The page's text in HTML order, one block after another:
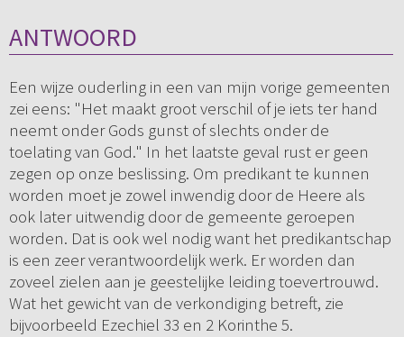
ANTWOORD
Een wijze ouderling in een van mijn vorige gemeenten
zei eens: "Het maakt groot verschil of je iets ter hand
neemt onder Gods gunst of slechts onder de
toelating van God." In het laatste geval rust er geen
zegen op onze beslissing. Om predikant te kunnen
worden moet je zowel inwendig door de Heere als
ook later uitwendig door de gemeente geroepen
worden. Dat is ook wel nodig want het predikantschap
is een zeer verantwoordelijk werk. Er worden dan
zoveel zielen aan je geestelijke leiding toevertrouwd.
Wat het gewicht van de verkondiging betreft, zie
bijvoorbeeld Ezechiel 33 en 2 Korinthe 5.